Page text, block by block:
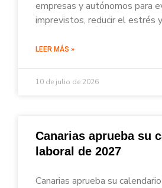
empresas y autónomos para
imprevistos, reducir el estrés y
LEER MÁS »
10 de julio de 2026
Canarias aprueba su
laboral de 2027
Canarias aprueba su